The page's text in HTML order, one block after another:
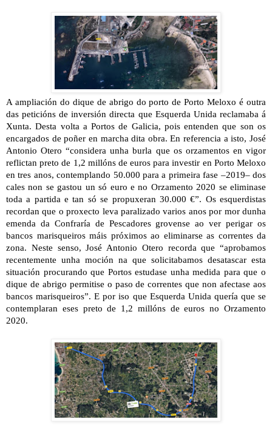
A ampliación do dique de abrigo do porto de Porto Meloxo é outra
das peticións de inversión directa que Esquerda Unida reclamaba á
Xunta. Desta volta a Portos de Galicia, pois entenden que son os
encargados de poñer en marcha dita obra. En referencia a isto, José
Antonio Otero “considera unha burla que os orzamentos en vigor
reflictan preto de 1,2 millóns de euros para investir en Porto Meloxo
en tres anos, contemplando 50.000 para a primeira fase –2019– dos
cales non se gastou un só euro e no Orzamento 2020 se eliminase
toda a partida e tan só se propuxeran 30.000 €”. Os esquerdistas
recordan que o proxecto leva paralizado varios anos por mor dunha
emenda da Confraría de Pescadores grovense ao ver perigar os
bancos marisqueiros máis próximos ao eliminarse as correntes da
zona. Neste senso, José Antonio Otero recorda que “aprobamos
recentemente unha moción na que solicitabamos desatascar esta
situación procurando que Portos estudase unha medida para que o
dique de abrigo permitise o paso de correntes que non afectase aos
bancos marisqueiros”. E por iso que Esquerda Unida quería que se
contemplaran eses preto de 1,2 millóns de euros no Orzamento
2020.